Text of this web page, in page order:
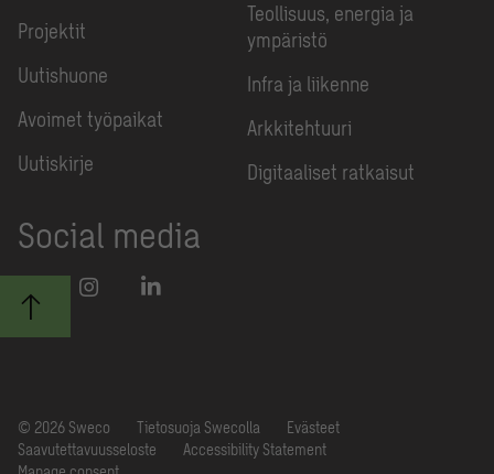
Projektit
Uutishuone
Avoimet työpaikat
Uutiskirje
Teollisuus, energia ja
ympäristö
Infra ja liikenne
Arkkitehtuuri
Digitaaliset ratkaisut
Social media
© 2026 Sweco Tietosuoja Swecolla
Evästeet
Saavutettavuusseloste
Accessibility Statement